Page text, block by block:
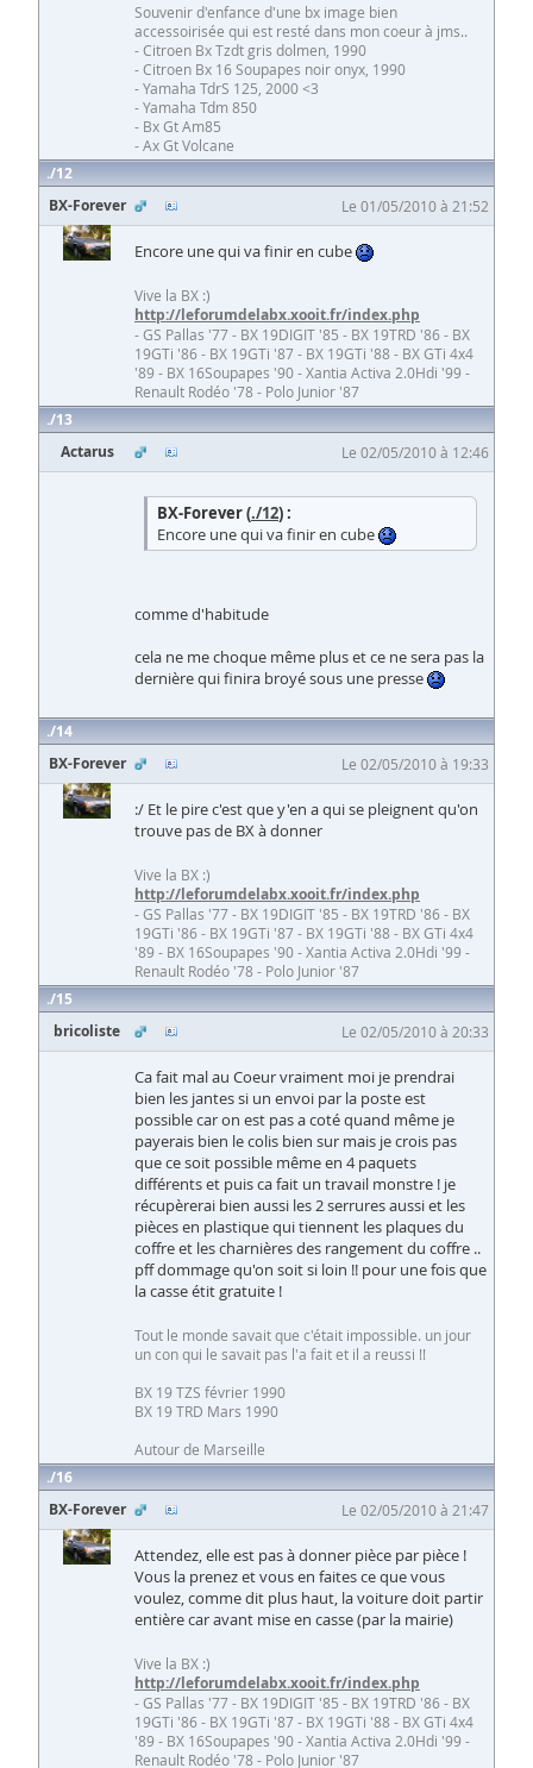
Souvenir d'enfance d'une bx image bien
accessoirisée qui est resté dans mon coeur à jms..
- Citroen Bx Tzdt gris dolmen, 1990
- Citroen Bx 16 Soupapes noir onyx, 1990
- Yamaha TdrS 125, 2000 <3
- Yamaha Tdm 850
- Bx Gt Am85
- Ax Gt Volcane
12
BX-Forever
Le 01/05/2010 à 21:52
Encore une qui va finir en cube
Vive la BX :)
http://leforumdelabx.xooit.fr/index.php
- GS Pallas '77 - BX 19DIGIT '85 - BX 19TRD '86 - BX
19GTi '86 - BX 19GTi '87 - BX 19GTi '88 - BX GTi 4x4
'89 - BX 16Soupapes '90 - Xantia Activa 2.0Hdi '99 -
Renault Rodéo '78 - Polo Junior '87
13
Actarus
Le 02/05/2010 à 12:46
BX-Forever (./12) :
Encore une qui va finir en cube
comme d'habitude
cela ne me choque même plus et ce ne sera pas la
dernière qui finira broyé sous une presse
14
BX-Forever
Le 02/05/2010 à 19:33
:/ Et le pire c'est que y'en a qui se pleignent qu'on
trouve pas de BX à donner
Vive la BX :)
http://leforumdelabx.xooit.fr/index.php
- GS Pallas '77 - BX 19DIGIT '85 - BX 19TRD '86 - BX
19GTi '86 - BX 19GTi '87 - BX 19GTi '88 - BX GTi 4x4
'89 - BX 16Soupapes '90 - Xantia Activa 2.0Hdi '99 -
Renault Rodéo '78 - Polo Junior '87
15
bricoliste
Le 02/05/2010 à 20:33
Ca fait mal au Coeur vraiment moi je prendrai
bien les jantes si un envoi par la poste est
possible car on est pas a coté quand même je
payerais bien le colis bien sur mais je crois pas
que ce soit possible même en 4 paquets
différents et puis ca fait un travail monstre ! je
récupèrerai bien aussi les 2 serrures aussi et les
pièces en plastique qui tiennent les plaques du
coffre et les charnières des rangement du coffre ..
pff dommage qu'on soit si loin !! pour une fois que
la casse étit gratuite !
Tout le monde savait que c'était impossible. un jour
un con qui le savait pas l'a fait et il a reussi !!
BX 19 TZS février 1990
BX 19 TRD Mars 1990
Autour de Marseille
16
BX-Forever
Le 02/05/2010 à 21:47
Attendez, elle est pas à donner pièce par pièce !
Vous la prenez et vous en faites ce que vous
voulez, comme dit plus haut, la voiture doit partir
entière car avant mise en casse (par la mairie)
Vive la BX :)
http://leforumdelabx.xooit.fr/index.php
- GS Pallas '77 - BX 19DIGIT '85 - BX 19TRD '86 - BX
19GTi '86 - BX 19GTi '87 - BX 19GTi '88 - BX GTi 4x4
'89 - BX 16Soupapes '90 - Xantia Activa 2.0Hdi '99 -
Renault Rodéo '78 - Polo Junior '87